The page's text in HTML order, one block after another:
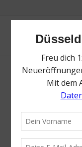
Greger |